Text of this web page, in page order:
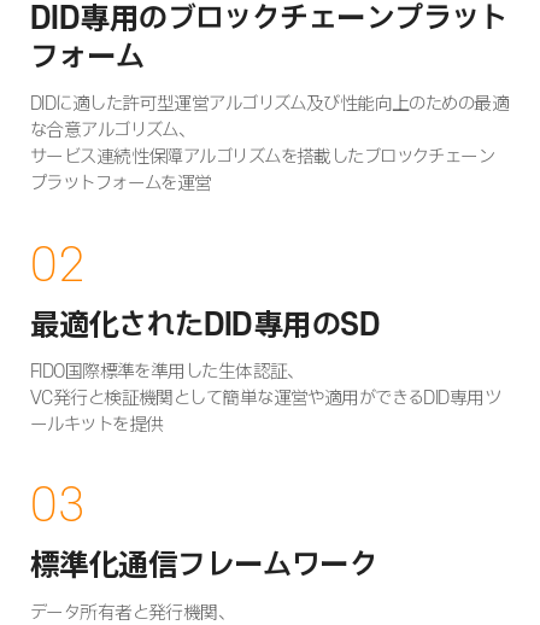
DID專用のブロックチェーンプラット
フォーム
DIDに適した許可型運営アルゴリズム及び性能向上のための最適
な合意アルゴリズム、
サービス連続性保障アルゴリズムを搭載したブロックチェーン
プラットフォームを運営
02
最適化されたDID專用のSD
FIDO国際標準を準用した生体認証、
VC発行と検証機関として簡単な運営や適用ができるDID専用ツ
ールキットを提供
03
標準化通信フレームワーク
データ所有者と発行機関、